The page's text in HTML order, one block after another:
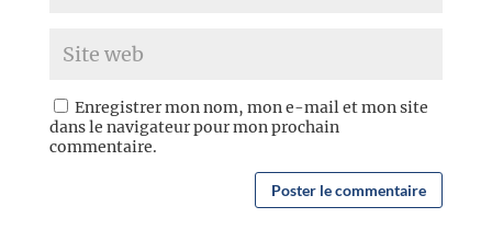
Enregistrer mon nom, mon e-mail et mon site
dans le navigateur pour mon prochain
commentaire.